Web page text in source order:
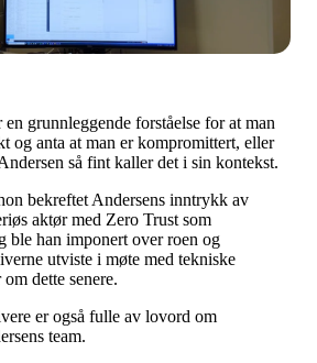
grunnleggende forståelse for at man
og anta at man er kompromittert, eller
så fint kaller det i sin kontekst.
bekreftet Andersens inntrykk av
aktør med Zero Trust som
ble han imponert over roen og
utviste i møte med tekniske
dette senere.
er også fulle av lovord om
team.